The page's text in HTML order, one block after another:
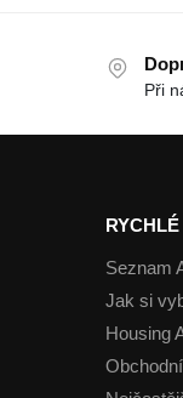
Při
Seznam
Jak si
Housing